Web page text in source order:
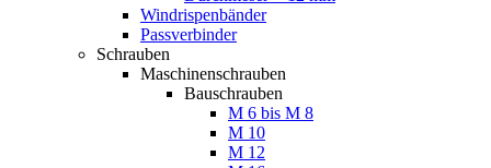
Windrispenbänder
Passverbinder
Schrauben
Maschinenschrauben
Bauschrauben
M 6 bis M 8
M 10
M 12